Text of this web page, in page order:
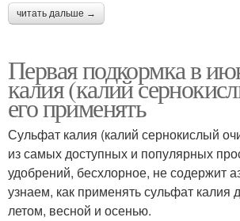
читать дальше →
Первая подкормка в
калия (калий
его применять
Сульфат калия (калий сернокислый
из самых доступных и популярных
удобрений, бесхлорное, не содержит
узнаем, как применять сульфат калия
летом, весной и осенью.